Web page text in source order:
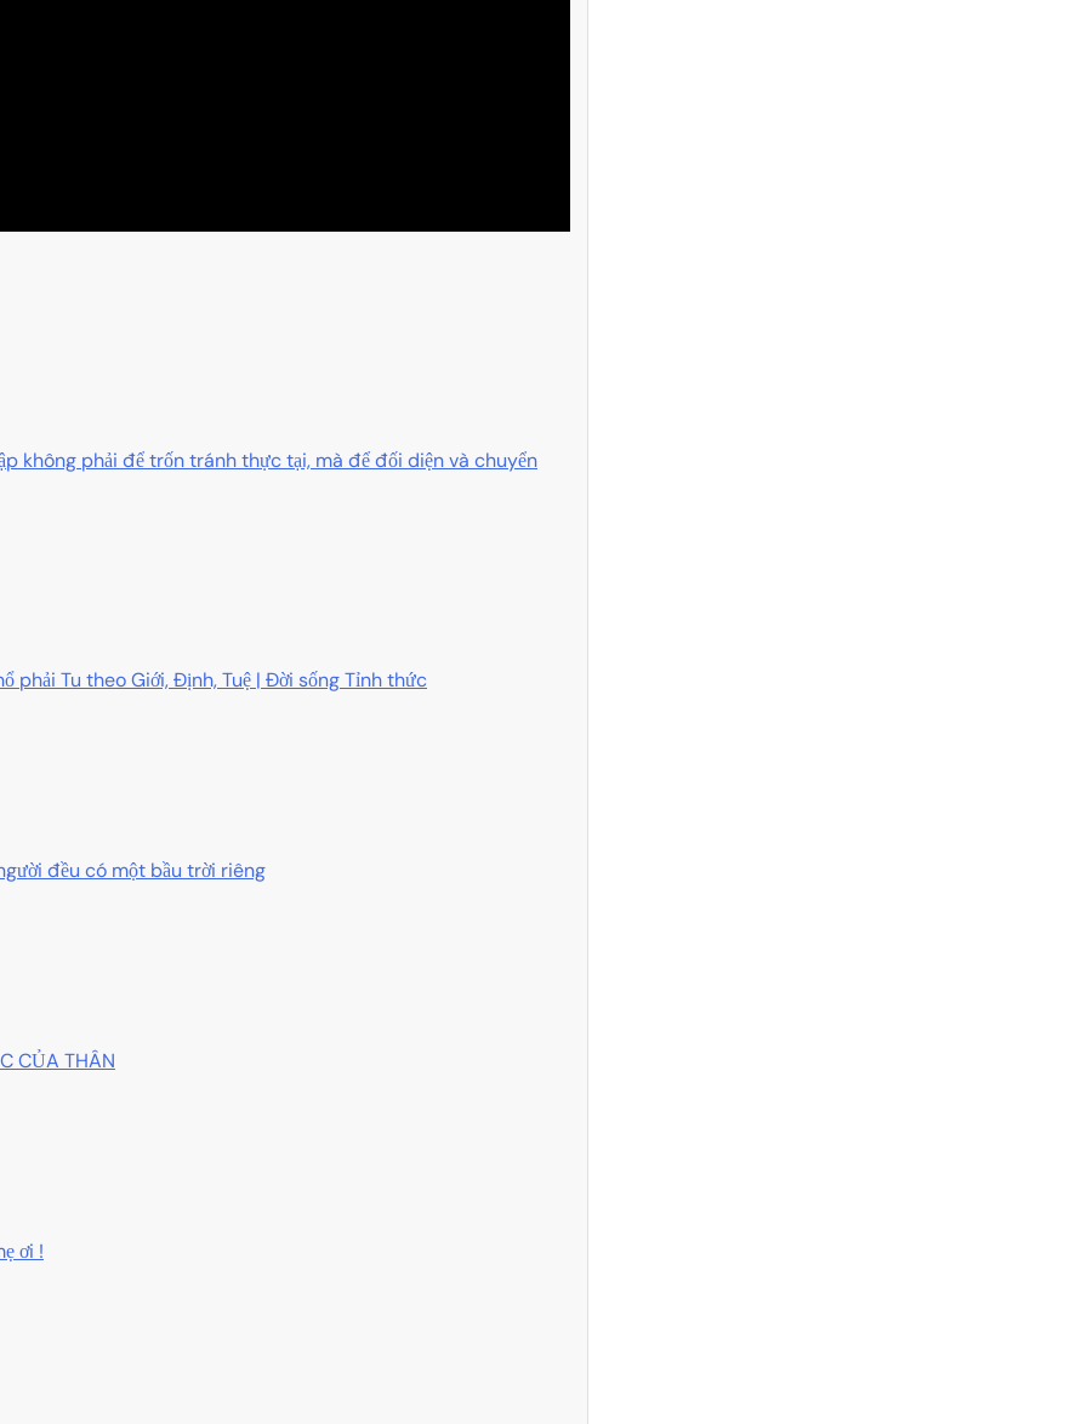
không phải để trốn tránh thực tại, mà để đối diện và chuyển
phải Tu theo Giới, Định, Tuệ | Đời sống Tỉnh thức
đều có một bầu trời riêng
CỦA THÂN
ơi !